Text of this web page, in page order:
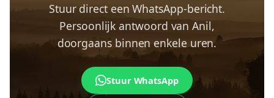
Stuur direct een WhatsApp-bericht.
Persoonlijk antwoord van Anil,
doorgaans binnen enkele uren.
Stuur WhatsApp